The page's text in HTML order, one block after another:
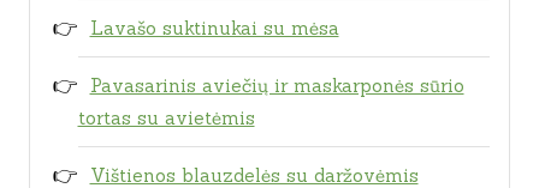
Lavašo suktinukai su mėsa
Pavasarinis aviečių ir maskarponės sūrio
tortas su avietėmis
Vištienos blauzdelės su daržovėmis